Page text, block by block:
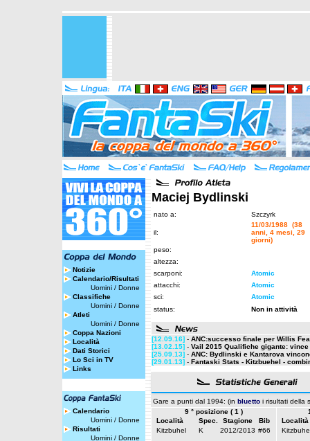
Notizie
Calendario/Risultati
Uomini / Donne
Classifiche
Uomini / Donne
Atleti
Uomini / Donne
Coppa Nazioni
Località
Dati Storici
Lo Sci in TV
Links
Calendario
Uomini / Donne
Risultati
Uomini / Donne
Maciej Bydlinski
nato a: Szczyrk
il:
11/03/1988 (38
anni, 4 mesi, 29
giorni)
peso:
altezza:
scarponi:
Atomic
attacchi:
Atomic
sci:
Atomic
status:
Non in attività
[12.09.16] - ANC:successo finale per Willis
[13.02.15] - Vail 2015 Qualifiche gigante:
[25.09.13] - ANC: Bydlinski e Kantarova
[29.01.13] - Fantaski Stats - Kitzbuehel -
Gare a punti dal 1994: (in bluetto i risultati della
9 ° posizione ( 1 )
Località
Spec. Stagione
Bib
Kitzbuhel
K 2012/2013 #66
Località